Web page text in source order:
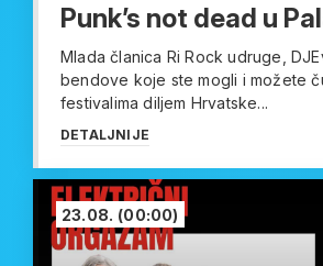
Punk’s not dead u
Mlada članica Ri Rock udruge,
bendove koje ste mogli i možete
festivalima diljem Hrvatske...
DETALJNIJE
23.08. (00:00)